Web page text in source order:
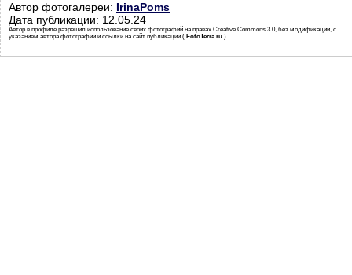
Автор фотогалереи: IrinaPoms
Дата публикации: 12.05.24
Автор в профиле разрешил использование своих фотографий на правах Creative Commons 3.0, без модификации, с
указанием автора фотографии и ссылки на сайт публикации ( FotoTerra.ru )